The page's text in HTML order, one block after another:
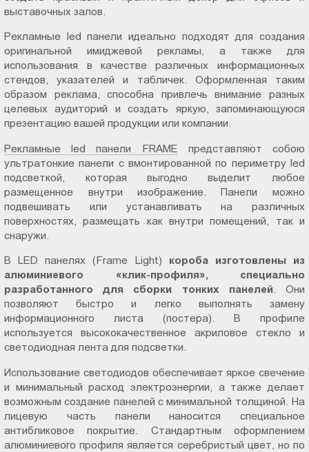
выставочных залов.
Рекламные led панели идеально подходят для создания
оригинальной имиджевой рекламы, а также для
использования в качестве различных информационных
стендов, указателей и табличек. Оформленная таким
образом реклама, способна привлечь внимание разных
целевых аудиторий и создать яркую, запоминающуюся
презентацию вашей продукции или компании.
Рекламные led панели FRAME
представляют собою
ультратонкие панели с вмонтированной по периметру led
подсветкой, которая выгодно выделит любое
размещенное внутри изображение. Панели можно
подвешивать или устанавливать на различных
поверхностях, размещать как внутри помещений, так и
снаружи.
В LED панелях (Frame Light) короба изготовлены из
алюминиевого «клик-профиля», специально
разработанного для сборки тонких панелей. Они
позволяют быстро и легко выполнять замену
информационного листа (постера). В профиле
используется высококачественное акриловое стекло и
светодиодная лента для подсветки.
Использование светодиодов обеспечивает яркое свечение
и минимальный расход электроэнергии, а также делает
возможным создание панелей с минимальной толщиной. На
лицевую часть панели наносится специальное
антибликовое покрытие. Стандартным оформлением
алюминиевого профиля является серебристый цвет, но по
Пт.:
Сб.,
Вс.:
выходной